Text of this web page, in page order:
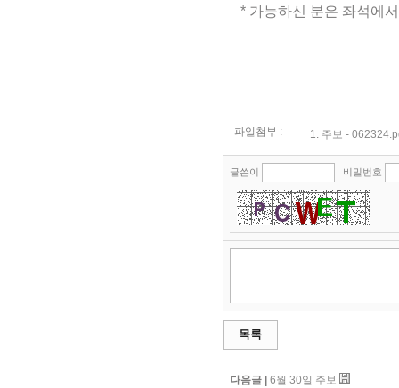
* 가능하신 분은 좌석에
파일첨부 : 1. 주보 -
글쓴이 비밀번호
목록
다음글 | 6월 30일 주보